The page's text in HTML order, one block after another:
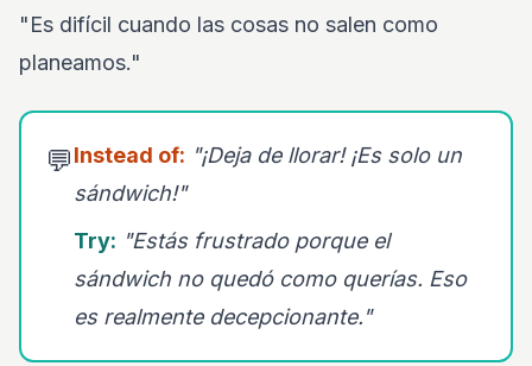
"Es difícil cuando las cosas no salen como
planeamos."
💬Instead of: "¡Deja de llorar! ¡Es solo un
sándwich!"
Try: "Estás frustrado porque el
sándwich no quedó como querías. Eso
es realmente decepcionante."